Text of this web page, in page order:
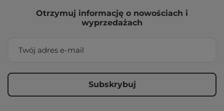
Otrzymuj informację o nowościach i
wyprzedażach